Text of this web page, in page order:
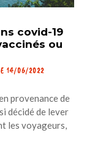
covid-19
ou
14/06/2022
provenance de
décidé de lever
les voyageurs,